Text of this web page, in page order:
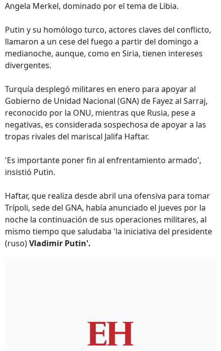
Angela Merkel, dominado por el tema de Libia.
Putin y su homólogo turco, actores claves del conflicto,
llamaron a un cese del fuego a partir del domingo a
medianoche, aunque, como en Siria, tienen intereses
divergentes.
Turquía desplegó militares en enero para apoyar al
Gobierno de Unidad Nacional (GNA) de Fayez al Sarraj,
reconocido por la ONU, mientras que Rusia, pese a
negativas, es considerada sospechosa de apoyar a las
tropas rivales del mariscal Jalifa Haftar.
'Es importante poner fin al enfrentamiento armado',
insistió Putin.
Haftar, que realiza desde abril una ofensiva para tomar
Trípoli, sede del GNA, había anunciado el jueves por la
noche la continuación de sus operaciones militares, al
mismo tiempo que saludaba 'la iniciativa del presidente
(ruso)Vladimir Putin'.